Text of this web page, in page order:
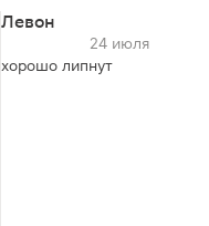
Левон
24 июля
хорошо липнут